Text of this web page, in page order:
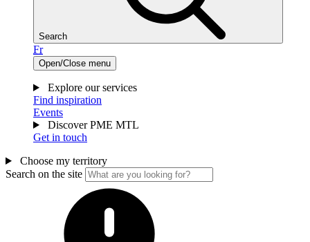
Search
Fr
Open/Close menu
Explore our services
Find inspiration
Events
Discover PME MTL
Get in touch
Choose my territory
Search on the site